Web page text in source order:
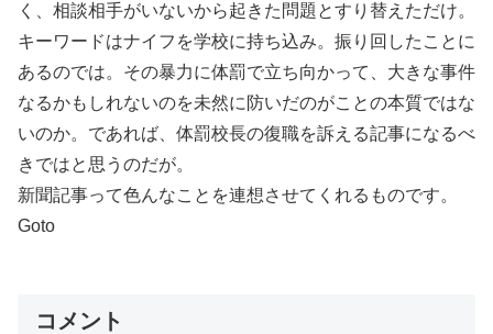
く、相談相手がいないから起きた問題とすり替えただけ。
キーワードはナイフを学校に持ち込み。振り回したことに
あるのでは。その暴力に体罰で立ち向かって、大きな事件
なるかもしれないのを未然に防いだのがことの本質ではな
いのか。であれば、体罰校長の復職を訴える記事になるべ
きではと思うのだが。
新聞記事って色んなことを連想させてくれるものです。
Goto
コメント